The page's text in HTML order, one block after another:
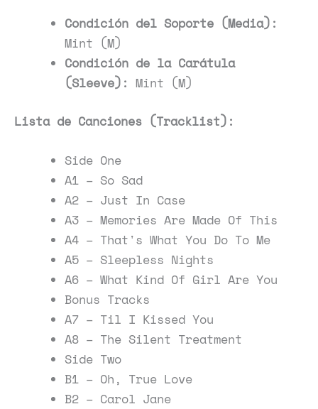
Condición del Soporte (Media):
Mint (M)
Condición de la Carátula
(Sleeve): Mint (M)
Lista de Canciones (Tracklist):
Side One
A1 – So Sad
A2 – Just In Case
A3 – Memories Are Made Of This
A4 – That's What You Do To Me
A5 – Sleepless Nights
A6 – What Kind Of Girl Are You
Bonus Tracks
A7 – Til I Kissed You
A8 – The Silent Treatment
Side Two
B1 – Oh, True Love
B2 – Carol Jane